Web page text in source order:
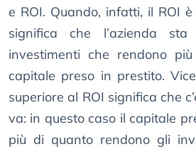
e ROI. Quando, infatti, il ROI
significa che l’azienda sta
investimenti che rendono
capitale preso in prestito.
superiore al ROI significa che
va: in questo caso il capitale
più di quanto rendono gli